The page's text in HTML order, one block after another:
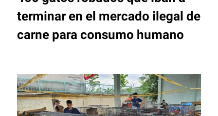
terminar en el mercado ilegal de
carne para consumo humano